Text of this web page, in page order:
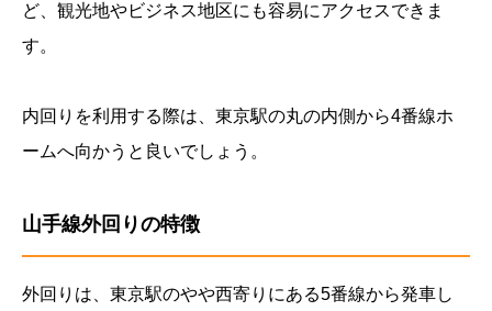
ど、観光地やビジネス地区にも容易にアクセスできま
す。
内回りを利用する際は、東京駅の丸の内側から4番線ホ
ームへ向かうと良いでしょう。
山手線外回りの特徴
外回りは、東京駅のやや西寄りにある5番線から発車し